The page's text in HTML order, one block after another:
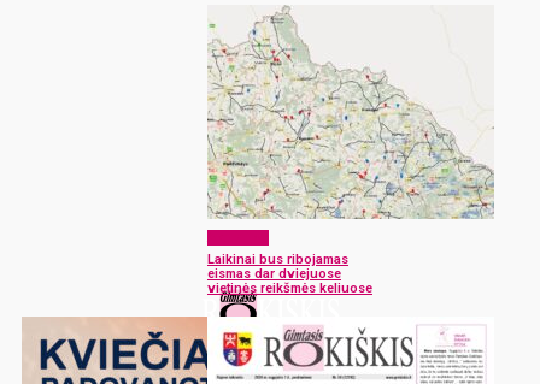
Laikinai bus ribojamas
eismas dar dviejuose
vietinės reikšmės keliuose